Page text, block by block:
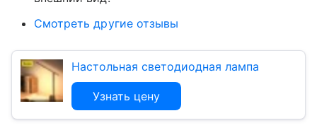
Смотреть другие отзывы
Настольная светодиодная лампа
Узнать цену